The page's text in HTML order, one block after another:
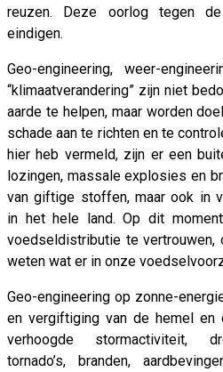
reuzen. Deze oorlog tegen
eindigen.
Geo-engineering, weer-
“klimaatverandering” zijn niet
aarde te helpen, maar worden
schade aan te richten en te
hier heb vermeld, zijn er een
lozingen, massale explosies en
van giftige stoffen, maar ook in
in het hele land. Op dit
voedseldistributie te
weten wat er in onze
Geo-engineering op zonne-
en vergiftiging van de hemel en
verhoogde stormactiviteit,
tornado’s, branden,